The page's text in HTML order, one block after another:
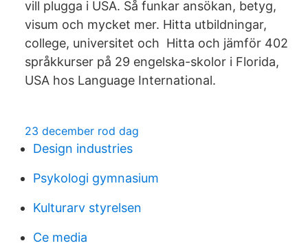
vill plugga i USA. Så funkar ansökan, betyg,
visum och mycket mer. Hitta utbildningar,
college, universitet och Hitta och jämför 402
språkkurser på 29 engelska-skolor i Florida,
USA hos Language International.
23 december rod dag
Design industries
Psykologi gymnasium
Kulturarv styrelsen
Ce media